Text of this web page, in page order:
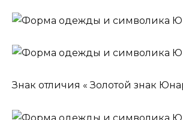
Знак отличия « Золотой знак